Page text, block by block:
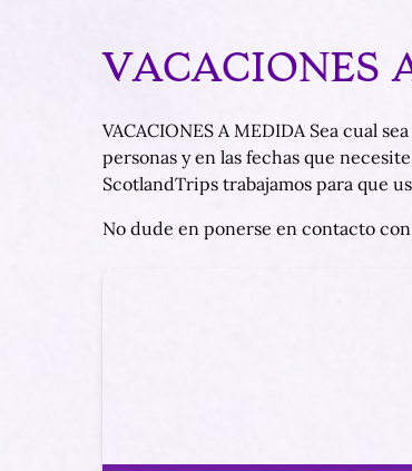
VACACIONES
VACACIONES A MEDIDA Sea cual
personas y en las fechas que
ScotlandTrips trabajamos para que
No dude en ponerse en contacto